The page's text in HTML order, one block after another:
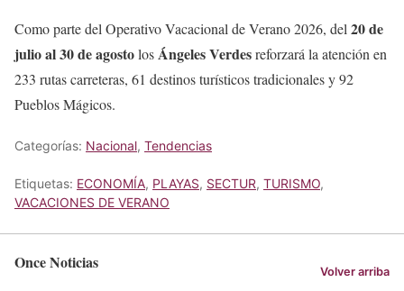
Como parte del Operativo Vacacional de Verano 2026, del20 de
julio al 30 de agostolosÁngeles Verdesreforzará la atención en
233 rutas carreteras, 61 destinos turísticos tradicionales y 92
Pueblos Mágicos.
Categorías: Nacional, Tendencias
Etiquetas: ECONOMÍA, PLAYAS, SECTUR, TURISMO,
VACACIONES DE VERANO
Once Noticias Volver arriba